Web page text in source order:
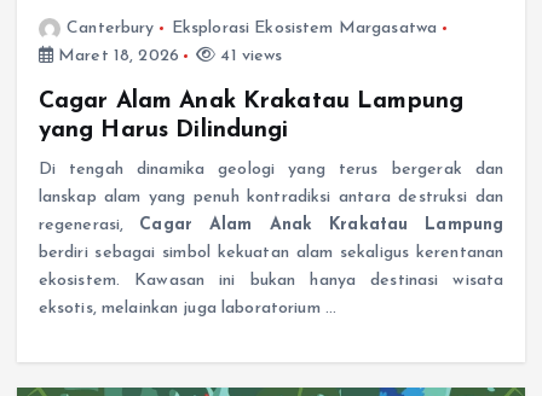
Canterbury
Eksplorasi Ekosistem Margasatwa
Maret 18, 2026
41 views
Cagar Alam Anak Krakatau Lampung
yang Harus Dilindungi
Di tengah dinamika geologi yang terus bergerak dan
lanskap alam yang penuh kontradiksi antara destruksi dan
regenerasi, Cagar Alam Anak Krakatau Lampung
berdiri sebagai simbol kekuatan alam sekaligus kerentanan
ekosistem. Kawasan ini bukan hanya destinasi wisata
eksotis, melainkan juga laboratorium …